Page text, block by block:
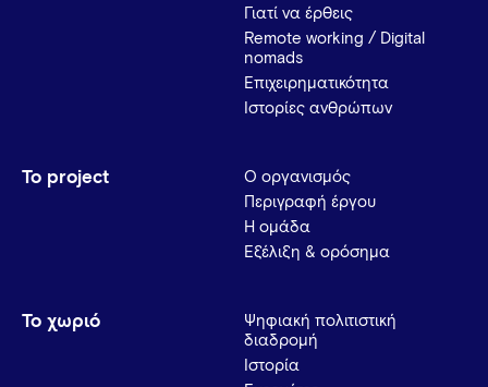
Γιατί να έρθεις
Remote working / Digital
nomads
Επιχειρηματικότητα
Ιστορίες ανθρώπων
Το project
Ο οργανισμός
Περιγραφή έργου
Η ομάδα
Εξέλιξη & ορόσημα
Το χωριό
Ψηφιακή πολιτιστική
διαδρομή
Ιστορία